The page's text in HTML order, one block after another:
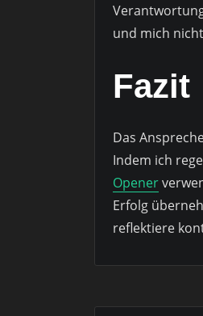
und mich
Fazit
Das
Indem ich
Opener
Erfolg
reflektiere